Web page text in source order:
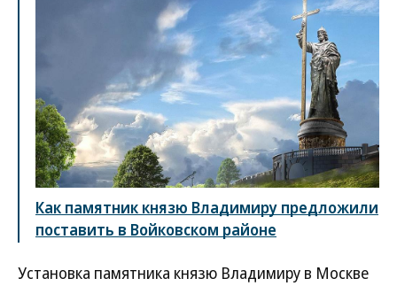
Как памятник князю Владимиру предложили
поставить в Войковском районе
Установка памятника князю Владимиру в Москве